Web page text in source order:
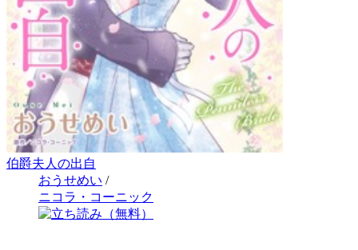
伯爵夫人の出自
おうせめい /
ニコラ・コーニック